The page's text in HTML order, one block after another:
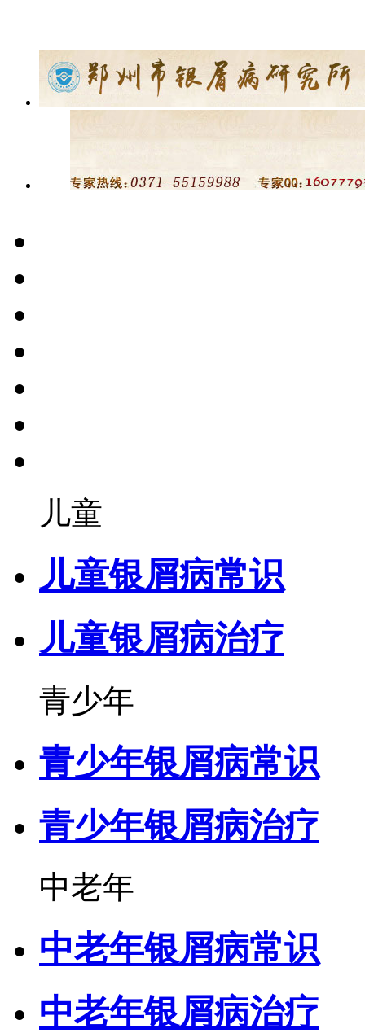
儿童
儿童银屑病常识
儿童银屑病治疗
青少年
青少年银屑病常识
青少年银屑病治疗
中老年
中老年银屑病常识
中老年银屑病治疗